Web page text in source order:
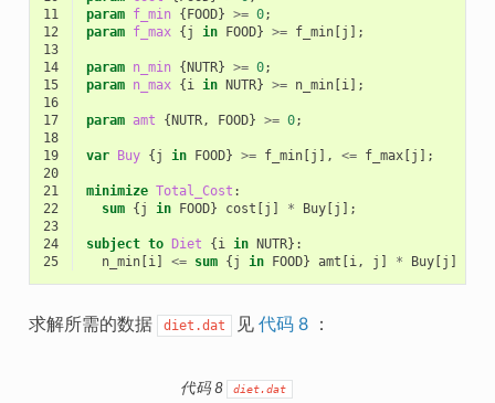
11
param f_min {FOOD} >= 0;
12
param f_max {j in FOOD} >= f_min[j ];
13
14
param n_min {NUTR} >= 0;
15
param n_max {i in NUTR} >= n_min[i];
16
17
param amt {NUTR, FOOD} >= 0;
18
19
var Buy {j in FOOD} >= f_min[j ], <= f_max[j ];
20
21
minimize Total_Cost :
22
sum {j in FOOD} cost [j ] * Buy[j ];
23
24
subject to Diet {i in NUTR}:
25
n_min[i] <= sum {j in FOOD} amt [i, j ] * Buy[j ]
求解所需的数据 diet.dat 见 代码 8：
代码 8 diet.dat